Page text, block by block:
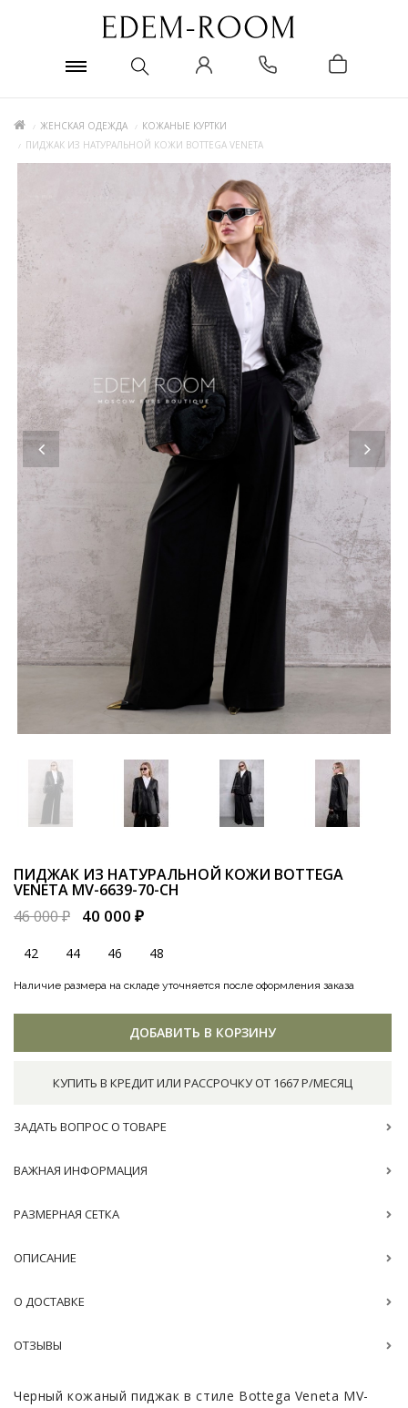
ЖЕНСКАЯ ОДЕЖДА
КОЖАНЫЕ КУРТКИ
ПИДЖАК ИЗ НАТУРАЛЬНОЙ КОЖИ BOTTEGA VENETA
ПИДЖАК ИЗ НАТУРАЛЬНОЙ КОЖИ BOTTEGA
VENETA MV-6639-70-CH
46 000 ₽
40 000 ₽
42 44 46 48
Наличие размера на складе уточняется после оформления заказа
ДОБАВИТЬ В КОРЗИНУ
КУПИТЬ В КРЕДИТ ИЛИ РАССРОЧКУ ОТ 1667 Р/МЕСЯЦ
ЗАДАТЬ ВОПРОС О ТОВАРЕ
ВАЖНАЯ ИНФОРМАЦИЯ
РАЗМЕРНАЯ СЕТКА
ОПИСАНИЕ
О ДОСТАВКЕ
ОТЗЫВЫ
Черный кожаный пиджак в стиле Bottega Veneta MV-